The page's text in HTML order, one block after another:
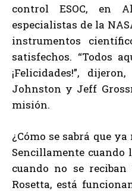
control ESOC, en
especialistas de la
instrumentos
satisfechos. “Todos
¡Felicidades!”,
Johnston y Jeff
misión.
¿Cómo se sabrá que
Sencillamente cuando
cuando no se
Rosetta, está